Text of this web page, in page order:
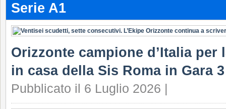
Serie A1
Orizzonte campione d’Italia per
in casa della Sis Roma in Gara
Pubblicato il 6 Luglio 2026 |